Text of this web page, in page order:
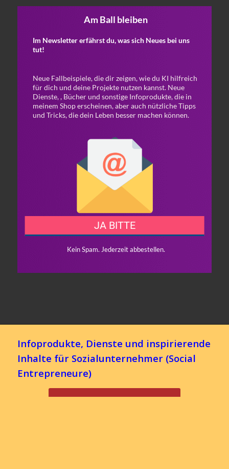
Infoprodukte, Dienste und inspirierende
Inhalte für Sozialunternehmer (Social
Entrepreneure)
Kostenfreie Einsteiger-Angebote